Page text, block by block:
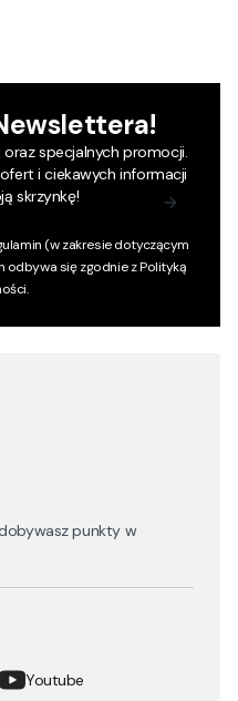
punkty w
Youtube
specjalnych promocji.
i ciekawych informacji
skrzynkę!
(w zakresie dotyczącym
odbywa się zgodnie zPolityką
.